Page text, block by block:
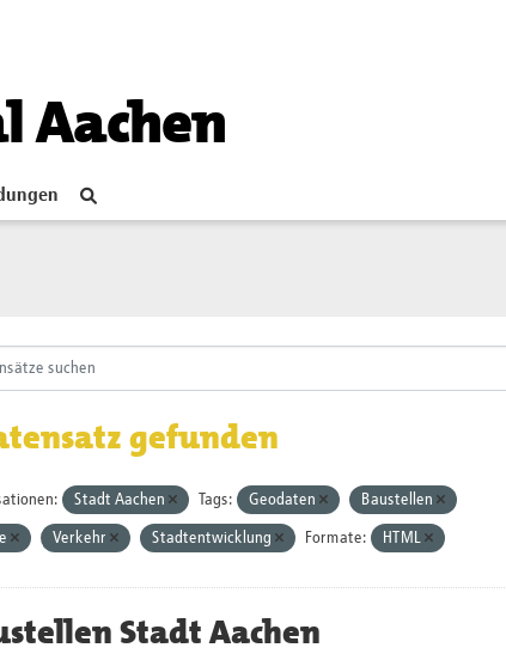
Aachen
gefunden
Stadt Aachen Tags: Geodaten Baustellen
Verkehr Stadtentwicklung Formate: HTML
Stadt Aachen